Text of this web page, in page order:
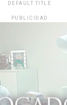
DEFAULT TITLE
PUBLICIDAD